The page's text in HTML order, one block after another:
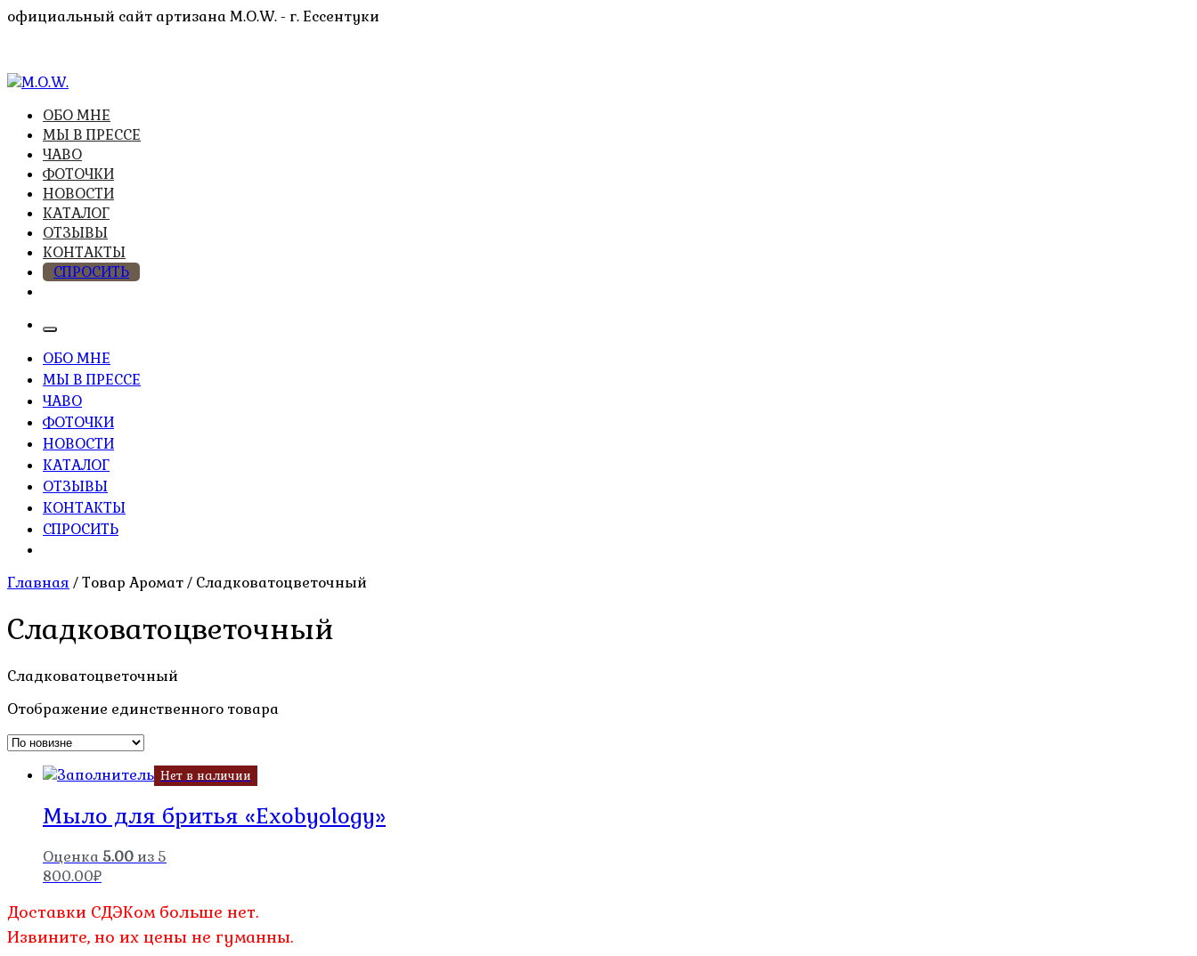
Перейти
официальный сайт артизана M.O.W. - г. Ессентуки
M.O.W.
высочайшее качество из натуральных компонентов
ОБО МНЕ
МЫ В ПРЕССЕ
ЧАВО
ФОТОЧКИ
НОВОСТИ
КАТАЛОГ
ОТЗЫВЫ
КОНТАКТЫ
СПРОСИТЬ
ОБО МНЕ
МЫ В ПРЕССЕ
ЧАВО
ФОТОЧКИ
НОВОСТИ
КАТАЛОГ
ОТЗЫВЫ
КОНТАКТЫ
СПРОСИТЬ
Главная / Товар Аромат / Сладковатоцветочный
Сладковатоцветочный
Сладковатоцветочный
Отображение единственного товара
Нет в наличии
Мыло для бритья «Exobyology»
Оценка 5.00 из 5
800.00₽
Доставки СДЭКом больше нет.
Извините, но их цены не гуманны.